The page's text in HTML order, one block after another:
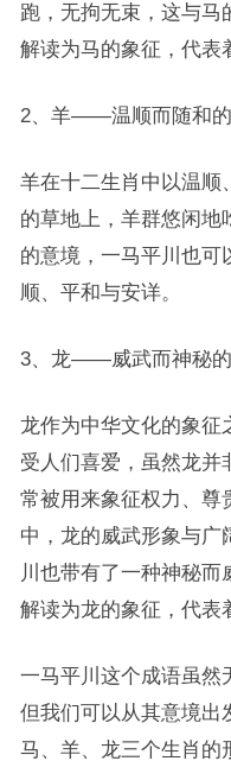
跑，无拘无束，这与马
解读为马的象征，代表
2、羊——温顺而随和
羊在十二生肖中以温顺
的草地上，羊群悠闲地
的意境，一马平川也可
顺、平和与安详。
3、龙——威武而神秘
龙作为中华文化的象征
受人们喜爱，虽然龙并
常被用来象征权力、尊
中，龙的威武形象与广
川也带有了一种神秘
解读为龙的象征，代表
一马平川这个成语虽然
但我们可以从其意境出
马、羊、龙三个生肖的